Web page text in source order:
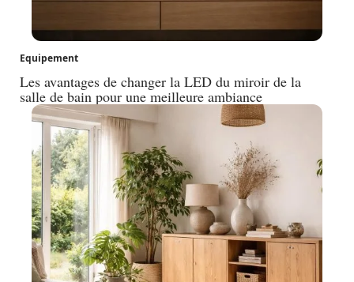
Equipement
Les avantages de changer la LED du miroir de la
salle de bain pour une meilleure ambiance